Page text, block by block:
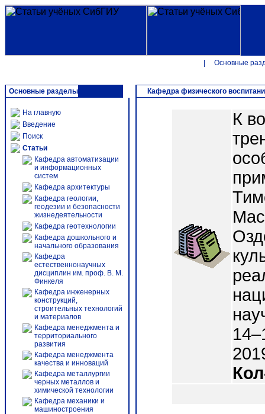
Основные
Основные разделы
На главную
Введение
Поиск
Статьи
Кафедра автоматизации
и информационных
систем
Кафедра архитектуры
Кафедра геологии,
геодезии и безопасности
жизнедеятельности
Кафедра геотехнологии
Кафедра дошкольного и
начального образования
Кафедра
естественнонаучных
дисциплин им. проф. В. М.
Финкеля
Кафедра инженерных
конструкций,
строительных технологий
и материалов
Кафедра менеджмента и
территориального
развития
Кафедра менеджмента
качества и инноваций
Кафедра металлургии
черных металлов и
химической технологии
Кафедра механики и
машиностроения
Кафедра физического
К